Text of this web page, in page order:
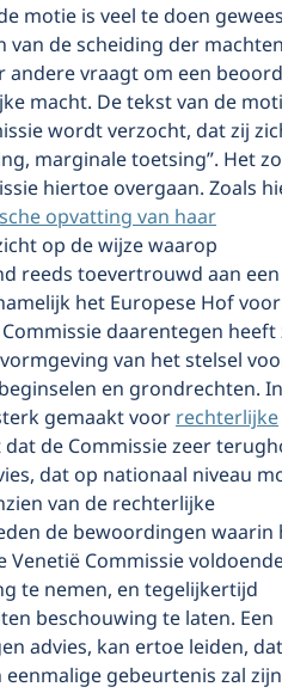
motie is veel te doen
de scheiding der
vraagt om een
macht. De tekst van de
wordt verzocht, dat zij
marginale toetsing”. Het
hiertoe overgaan. Zoals
opvatting van haar
op de wijze waarop
reeds toevertrouwd aan
het Europese Hof
daarentegen heeft
van het stelsel
en grondrechten.
gemaakt voorrechterlijke
de Commissie zeer
dat op nationaal niveau
van de rechterlijke
de bewoordingen waarin
Venetië Commissie
te nemen, en tegelijkertijd
beschouwing te laten. Een
advies, kan ertoe leiden,
eenmalige gebeurtenis zal